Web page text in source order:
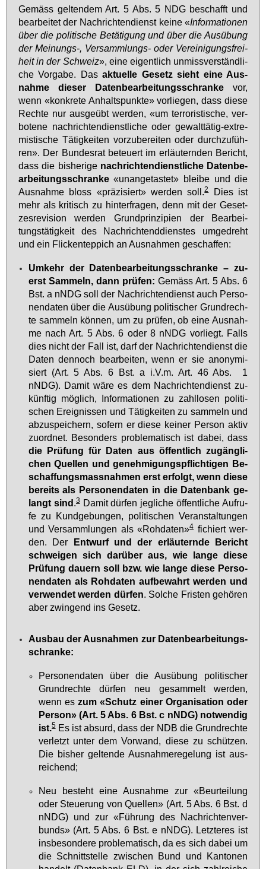
Ge­mäss gel­ten­dem Art. 5 Abs. 5 NDG be­schafft und
be­ar­bei­tet der Nach­rich­ten­dienst kei­ne «In­for­ma­tio­nen
über die po­li­ti­sche Be­tä­ti­gung und über die Aus­übung
der Mei­nungs-, Ver­samm­lungs- oder Ver­ei­ni­gungs­frei­
heit in der Schweiz», ei­ne ei­gent­lich un­miss­ver­ständ­li­
che Vor­ga­be. Dasak­tu­el­le Ge­setz sieht ei­ne Aus­
nah­me die­ser Da­ten­be­ar­bei­tungs­schran­ke vor,
wenn «kon­kre­te An­halts­punk­te» vor­lie­gen, dass die­se
Rech­te nur aus­ge­übt wer­den, «um ter­ro­ris­ti­sche, ver­
bo­te­ne nach­rich­ten­dienst­li­che oder ge­walt­tä­tig-ex­tre­
mis­ti­sche Tä­tig­kei­ten vor­zu­be­rei­ten oder durch­zu­füh­
ren». Der Bun­des­rat be­teu­ert im er­läu­tern­den Be­richt,
dass die bis­he­ri­ge nach­rich­ten­dienst­li­che Da­ten­be­
ar­bei­tungs­schran­ke«un­an­ge­tas­tet» blei­be und die
Aus­nah­me bloss «prä­zi­siert» wer­den soll.2Dies ist
mehr als kri­tisch zu hin­ter­fra­gen, denn mit der Ge­set­
zes­re­vi­si­on wer­den Grund­prin­zi­pi­en der Be­ar­bei­
tungs­tä­tig­keit des Nach­rich­tend­diens­tes um­ge­dreht
und ein Fli­cken­tep­pich an Aus­nah­men ge­schaf­fen:
Um­kehr der Da­ten­be­ar­bei­tungs­schran­ke – zu­
erst Sam­meln, dann prü­fen: Ge­mäss Art. 5 Abs. 6
Bst. a nNDG soll der Nach­rich­ten­dienst auch Per­so­
nen­da­ten über die Aus­übung po­li­ti­scher Grund­rech­
te sam­meln kön­nen, um zu prü­fen, ob ei­ne Aus­nah­
me nach Art. 5 Abs. 6 oder 8 nNDG vor­liegt. Falls
dies nicht der Fall ist, darf der Nach­rich­ten­dienst die
Da­ten den­noch be­ar­bei­ten, wenn er sie an­ony­mi­
siert (Art. 5 Abs. 6 Bst. a i.V.m. Art. 46 Abs. 1
nNDG). Da­mit wä­re es dem Nach­rich­ten­dienst zu­
künf­tig mög­lich, In­for­ma­tio­nen zu zahl­lo­sen po­li­ti­
schen Er­eig­nis­sen und Tä­tig­kei­ten zu sam­meln und
ab­zu­spei­chern, so­fern er die­se kei­ner Per­son ak­tiv
zu­ord­net. Be­son­ders pro­ble­ma­tisch ist da­bei, dass
die Prü­fung für Da­ten aus öf­fent­lich zu­gäng­li­
chen Quel­len und ge­neh­mi­gungs­pflich­ti­gen Be­
schaf­fungs­mass­nah­men erst er­folgt, wenn die­se
be­reits als Per­so­nen­da­ten in die Da­ten­bank ge­
langt sind 3Da­mit dür­fen jeg­li­che öf­fent­li­che Auf­ru­
fe zu Kund­ge­bun­gen, po­li­ti­schen Ver­an­stal­tun­gen
und Ver­samm­lun­gen als «Roh­da­ten»4fi­chiert wer­
den. Der Ent­wurf und der er­läu­tern­de Be­richt
schwei­gen sich dar­über aus, wie lan­ge die­se
Prü­fung dau­ern soll bzw. wie lan­ge die­se Per­so­
nen­da­ten als Roh­da­ten auf­be­wahrt wer­den und
ver­wen­det wer­den dür­fen . Sol­che Fris­ten ge­hö­ren
aber zwin­gend ins Ge­setz.
Aus­bau der Aus­nah­men zur Da­ten­be­ar­bei­tungs­
schran­ke:
Per­so­nen­da­ten über die Aus­übung po­li­ti­scher
Grund­rech­te dür­fen neu ge­sam­melt wer­den,
wenn eszum «Schutz ei­ner Or­ga­ni­sa­ti­on oder
Per­son» (Art. 5 Abs. 6 Bst. c nNDG) not­wen­dig
ist.5Es ist ab­surd, dass der NDB die Grund­rech­te
ver­letzt un­ter dem Vor­wand, die­se zu schüt­zen.
Die bis­her gel­ten­de Aus­nah­me­re­ge­lung ist aus­
rei­chend;
Neu be­steht ei­ne Aus­nah­me zur «Be­ur­tei­lung
oder Steue­rung von Quel­len» (Art. 5 Abs. 6 Bst. d
nNDG) und zur «Füh­rung des Nach­rich­ten­ver­
bunds» (Art. 5 Abs. 6 Bst. e nNDG). Letz­te­res ist
ins­be­son­de­re pro­ble­ma­tisch, da es sich da­bei um
die Schnitt­stel­le zwi­schen Bund und Kan­to­nen